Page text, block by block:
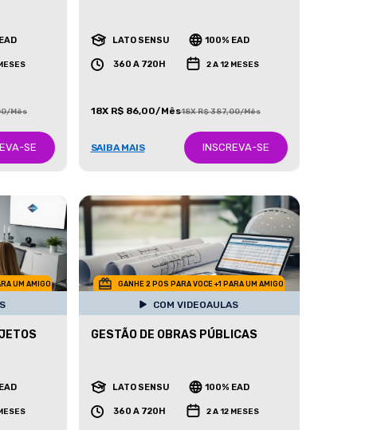
Mês
SE
LATO SENSU 100% EAD
360 A 720H 2 A 12 MESES
18X R$ 86,00/Mês18X R$ 387,00/Mês
SAIBA MAIS INSCREVA-SE
UM AMIGO GANHE 2 POS PARA VOCE +1 PARA UM AMIGO
COM VIDEOAULAS
GESTÃO DE OBRAS PÚBLICAS
LATO SENSU 100% EAD
360 A 720H 2 A 12 MESES